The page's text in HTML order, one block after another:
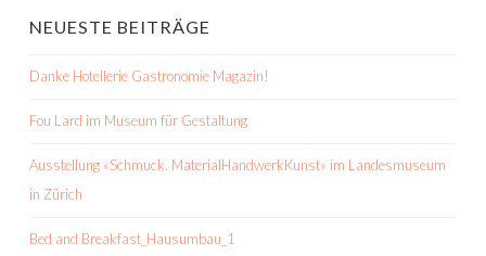
NEUESTE BEITRÄGE
Danke Hotellerie Gastronomie Magazin!
Fou Lard im Museum für Gestaltung
Ausstellung «Schmuck. MaterialHandwerkKunst» im Landesmuseum
in Zürich
Bed and Breakfast_Hausumbau_1